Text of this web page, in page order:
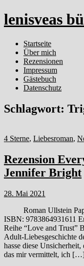
lenisveas
Startseite
Über mich
Rezensionen
Impressum
Gästebuch
Datenschutz
Schlagwort:
4 Sterne, Liebesroman,
Rezension
Jennifer Bright
28. Mai 2021
Roman Ullstein
ISBN: 9783864931611
Reihe “Love and Trust”
Adult-Liebesgeschichte
hasse diese
das mir vermittelt, ich